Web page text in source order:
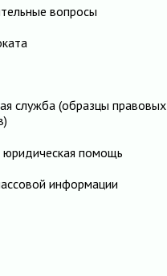
вопросы
служба (образцы правовых
юридическая помощь
информации